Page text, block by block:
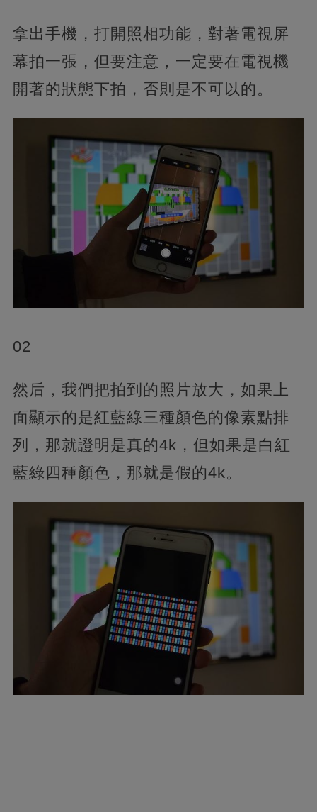
拿出手機，打開照相功能，對著電視屏
幕拍一張，但要注意，一定要在電視機
開著的狀態下拍，否則是不可以的。
02
然后，我們把拍到的照片放大，如果上
面顯示的是紅藍綠三種顏色的像素點排
列，那就證明是真的4k，但如果是白紅
藍綠四種顏色，那就是假的4k。